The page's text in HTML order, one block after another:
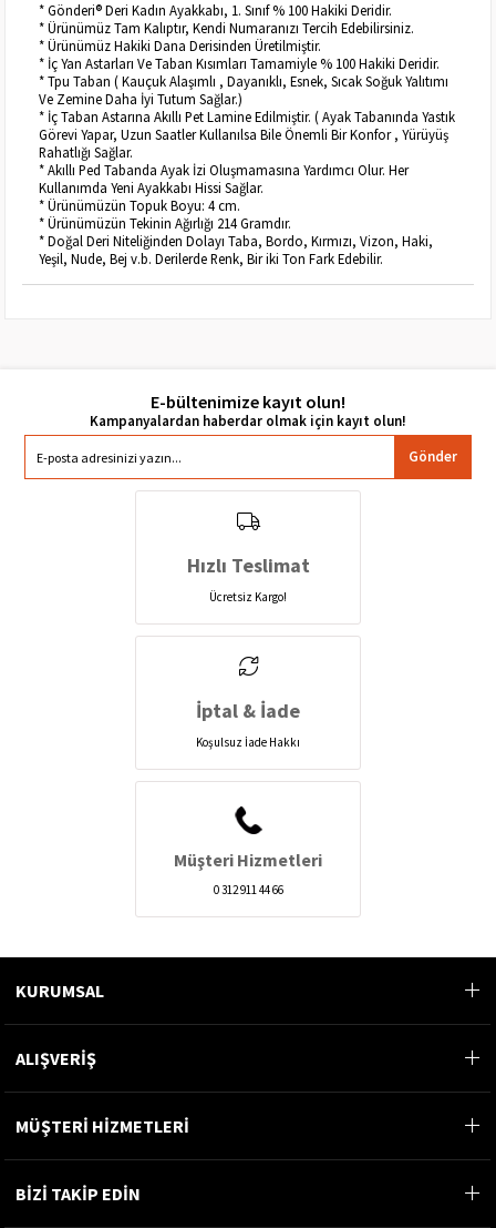
* Gönderi® Deri Kadın Ayakkabı, 1. Sınıf % 100 Hakiki Deridir.
* Ürünümüz Tam Kalıptır, Kendi Numaranızı Tercih Edebilirsiniz.
* Ürünümüz Hakiki Dana Derisinden Üretilmiştir.
* İç Yan Astarları Ve Taban Kısımları Tamamiyle % 100 Hakiki Deridir.
* Tpu Taban ( Kauçuk Alaşımlı , Dayanıklı, Esnek, Sıcak Soğuk Yalıtımı
Ve Zemine Daha İyi Tutum Sağlar.)
* İç Taban Astarına Akıllı Pet Lamine Edilmiştir. ( Ayak Tabanında Yastık
Görevi Yapar, Uzun Saatler Kullanılsa Bile Önemli Bir Konfor , Yürüyüş
Rahatlığı Sağlar.
* Akıllı Ped Tabanda Ayak İzi Oluşmamasına Yardımcı Olur. Her
Kullanımda Yeni Ayakkabı Hissi Sağlar.
* Ürünümüzün Topuk Boyu: 4 cm.
* Ürünümüzün Tekinin Ağırlığı 214 Gramdır.
* Doğal Deri Niteliğinden Dolayı Taba, Bordo, Kırmızı, Vizon, Haki,
Yeşil, Nude, Bej v.b. Derilerde Renk, Bir iki Ton Fark Edebilir.
E-bültenimize kayıt olun!
Gönder
Hızlı Teslimat
Ücretsiz Kargo!
İptal & İade
Koşulsuz İade Hakkı
Müşteri Hizmetleri
0 312 911 44 66
KURUMSAL
ALIŞVERİŞ
MÜŞTERİ HİZMETLERİ
BİZİ TAKİP EDİN